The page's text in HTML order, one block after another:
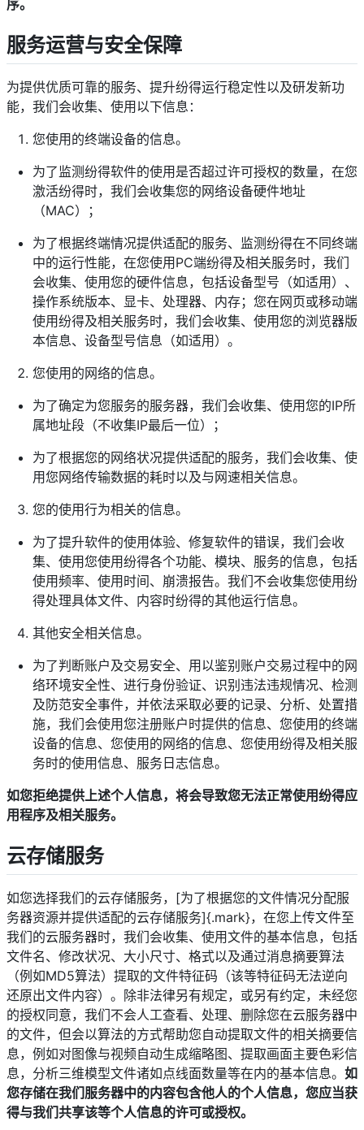
序。
服务运营与安全保障
为提供优质可靠的服务、提升纷得运行稳定性以及研发新功
能，我们会收集、使用以下信息：
您使用的终端设备的信息。
为了监测纷得软件的使用是否超过许可授权的数量，在您
激活纷得时，我们会收集您的网络设备硬件地址
（MAC）；
为了根据终端情况提供适配的服务、监测纷得在不同终端
中的运行性能，在您使用PC端纷得及相关服务时，我们
会收集、使用您的硬件信息，包括设备型号（如适用）、
操作系统版本、显卡、处理器、内存；您在网页或移动端
使用纷得及相关服务时，我们会收集、使用您的浏览器版
本信息、设备型号信息（如适用）。
您使用的网络的信息。
为了确定为您服务的服务器，我们会收集、使用您的IP所
属地址段（不收集IP最后一位）；
为了根据您的网络状况提供适配的服务，我们会收集、使
用您网络传输数据的耗时以及与网速相关信息。
您的使用行为相关的信息。
为了提升软件的使用体验、修复软件的错误，我们会收
集、使用您使用纷得各个功能、模块、服务的信息，包括
使用频率、使用时间、崩溃报告。我们不会收集您使用纷
得处理具体文件、内容时纷得的其他运行信息。
其他安全相关信息。
为了判断账户及交易安全、用以鉴别账户交易过程中的网
络环境安全性、进行身份验证、识别违法违规情况、检测
及防范安全事件，并依法采取必要的记录、分析、处置措
施，我们会使用您注册账户时提供的信息、您使用的终端
设备的信息、您使用的网络的信息、您使用纷得及相关服
务时的使用信息、服务日志信息。
如您拒绝提供上述个人信息，将会导致您无法正常使用纷得应
用程序及相关服务。
云存储服务
如您选择我们的云存储服务，[为了根据您的文件情况分配服
务器资源并提供适配的云存储服务]{.mark}，在您上传文件至
我们的云服务器时，我们会收集、使用文件的基本信息，包括
文件名、修改状况、大小尺寸、格式以及通过消息摘要算法
（例如MD5算法）提取的文件特征码（该等特征码无法逆向
还原出文件内容）。除非法律另有规定，或另有约定，未经您
的授权同意，我们不会人工查看、处理、删除您在云服务器中
的文件，但会以算法的方式帮助您自动提取文件的相关摘要信
息，例如对图像与视频自动生成缩略图、提取画面主要色彩信
息，分析三维模型文件诸如点线面数量等在内的基本信息。 如
您存储在我们服务器中的内容包含他人的个人信息，您应当获
得与我们共享该等个人信息的许可或授权。